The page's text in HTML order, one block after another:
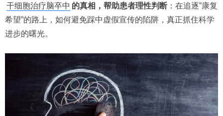
干细胞治疗脑卒中 的真相，帮助患者理性判断 ：在追逐”康复
希望”的路上，如何避免踩中虚假宣传的陷阱，真正抓住科学
进步的曙光。